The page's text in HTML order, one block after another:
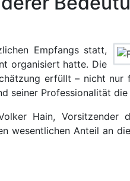
Empfangs statt,
organisiert hatte. Die
erfüllt – nicht
seiner Professionalität
Hain, Vorsitzender
wesentlichen Anteil an